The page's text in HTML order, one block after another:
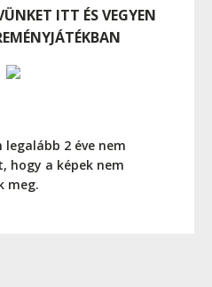
ITT ÉS VEGYEN
2 éve nem
hogy a képek nem
meg.